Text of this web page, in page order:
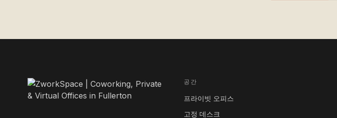
공간
프라이빗 오피스
고정 데스크